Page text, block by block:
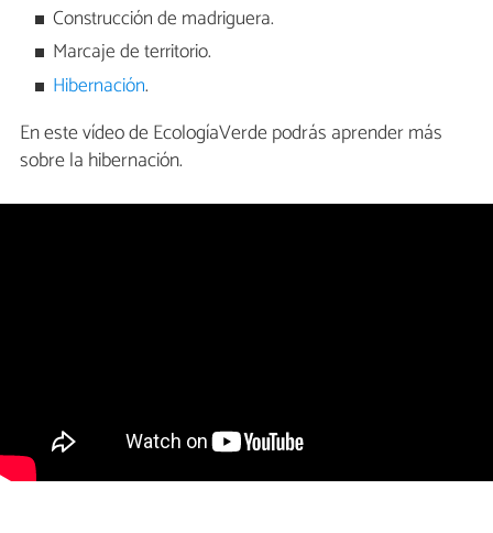
Construcción de madriguera.
Marcaje de territorio.
Hibernación.
En este vídeo de EcologíaVerde podrás aprender más
sobre la hibernación.